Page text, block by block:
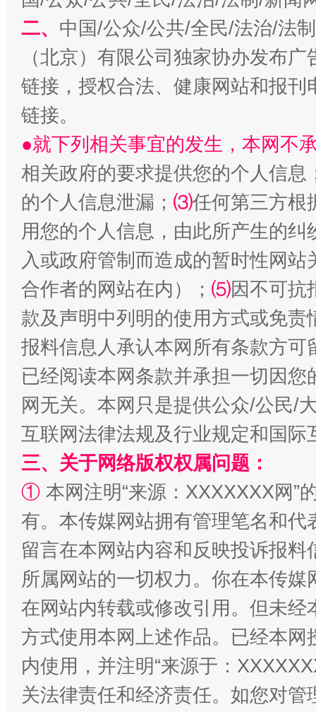
揭开“小金库”的免责幌子
受贿1.44亿！段成刚被判无期 从幼
阿坝州三大球赛在茂县开幕 规模
二、 中国/公众/公共/全民/法治/法
（北京）有限公司独家协办发布
链接，授权合法、健康网站和报
链接。
●就下列相关事宜的发生，本网不
相关政府的要求提供您的个人信息
的个人信息泄漏； ⑶任何第三方根
用您的个人信息，由此所产生的纠
入或政府管制而造成的暂时性网
合作者的网站在内）； ⑸因不可抗
款及声明中列明的使用方式或免责
报料信息人承认本网所有条款方
已经阅读本网条款并承担一切因
网无关。本网只是提供公众/公民/
互联网法律法规及行业规定和国
三、关于网络版权权属问题：
① 本网注明“来源：XXXXXXX网”
有。本传媒网站拥有管理笔名和
留言在本网站内容和反映投诉报
所属网站的一切权力。你在本传
在网站内转载或修改引用。但未
方式使用本网上述作品。已经本
内使用，并注明“来源于：
关法律责任和经济责任。如您对